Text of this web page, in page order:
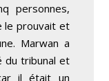
personnes,
le prouvait et
Marwan a
du tribunal et
il était un